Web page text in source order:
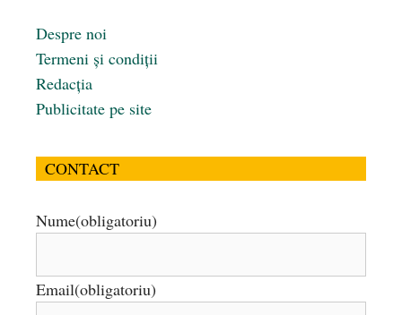
Despre noi
Termeni și condiții
Redacția
Publicitate pe site
CONTACT
Nume(obligatoriu)
Email(obligatoriu)